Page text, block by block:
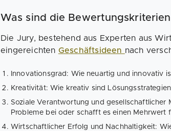
Was sind die
Die Jury, bestehend aus Experten aus
eingereichten Geschäftsideen nach
Innovationsgrad: Wie neuartig und innovativ
Kreativität: Wie kreativ sind
Soziale Verantwortung und gesellschaftlicher
Probleme bei oder schafft es einen Mehrwert
Wirtschaftlicher Erfolg und Nachhaltigkeit: